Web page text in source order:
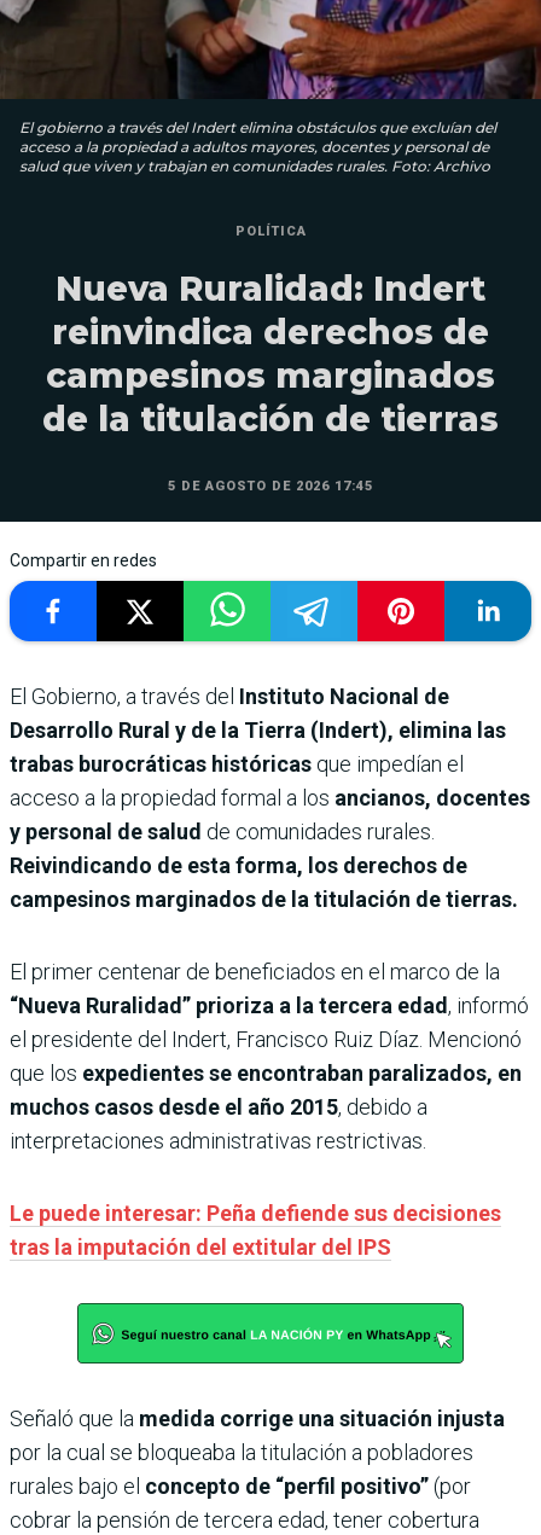
El gobierno a través del Indert elimina obstáculos que excluían del
acceso a la propiedad a adultos mayores, docentes y personal de
salud que viven y trabajan en comunidades rurales. Foto: Archivo
POLÍTICA
Nueva Ruralidad: Indert
reinvindica derechos de
campesinos marginados
de la titulación de tierras
5 DE AGOSTO DE 2026 17:45
Compartir en redes
El Gobierno, a través del Instituto Nacional de
Desarrollo Rural y de la Tierra (Indert), elimina las
trabas burocráticas históricas que impedían el
acceso a la propiedad formal a los ancianos, docentes
y personal de salud de comunidades rurales.
Reivindicando de esta forma, los derechos de
campesinos marginados de la titulación de tierras.
El primer centenar de beneficiados en el marco de la
“Nueva Ruralidad” prioriza a la tercera edad, informó
el presidente del Indert, Francisco Ruiz Díaz. Mencionó
que los expedientes se encontraban paralizados, en
muchos casos desde el año 2015, debido a
interpretaciones administrativas restrictivas.
Le puede interesar: Peña defiende sus decisiones
tras la imputación del extitular del IPS
Señaló que la medida corrige una situación injusta
por la cual se bloqueaba la titulación a pobladores
rurales bajo el concepto de “perfil positivo”(por
cobrar la pensión de tercera edad, tener cobertura